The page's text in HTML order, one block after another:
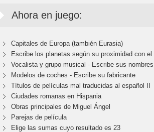
Ahora en juego:
Capitales de Europa (también Eurasia)
Escribe los planetas según su proximidad con el
Vocalista y grupo musical - Escribe sus nombres
Modelos de coches - Escribe su fabricante
Títulos de películas mal traducidas al español II
Ciudades romanas en Hispania
Obras principales de Miguel Ángel
Parejas de película
Elige las sumas cuyo resultado es 23